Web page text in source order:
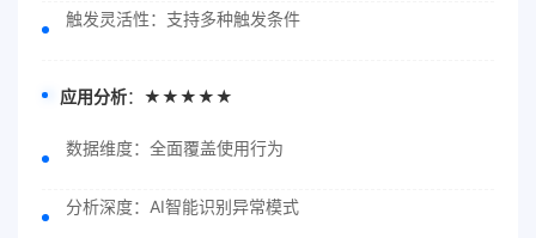
触发灵活性：支持多种触发条件
应用分析：★★★★★
数据维度：全面覆盖使用行为
分析深度：AI智能识别异常模式